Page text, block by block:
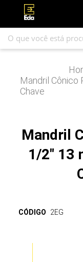
Mandril Cônico
Chave
Mandril
1/2" 13
CÓDIGO 2EG